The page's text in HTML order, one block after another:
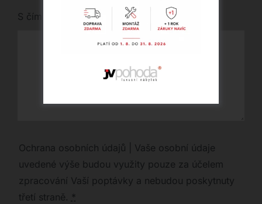
S čím vám můžeme pomoci?
Ochrana osobních údajů | Vaše osobní údaje
uvedené výše budou využity pouze za účelem
zpracování Vaší poptávky a nebudou poskytnuty
třetí straně. *